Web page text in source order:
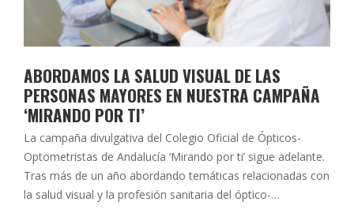
ABORDAMOS LA SALUD VISUAL DE LAS
PERSONAS MAYORES EN NUESTRA CAMPAÑA
‘MIRANDO POR TI’
La campaña divulgativa del Colegio Oficial de Ópticos-
Optometristas de Andalucía ‘Mirando por ti’ sigue adelante.
Tras más de un año abordando temáticas relacionadas con
la salud visual y la profesión sanitaria del óptico-